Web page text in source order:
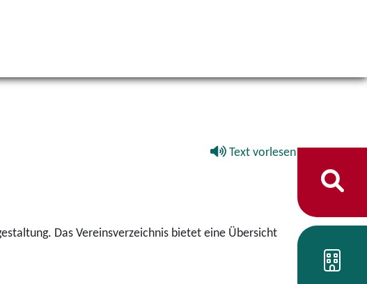
Text vorlesen
Das Vereinsverzeichnis bietet eine Übersicht